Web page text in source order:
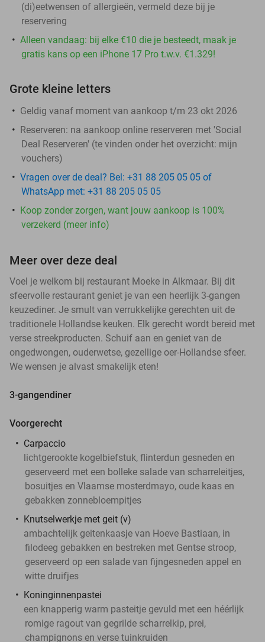
(di)eetwensen of allergieën, vermeld deze bij je
reservering
Alleen vandaag: bij elke €10 die je besteedt, maak je
gratis kans op een iPhone 17 Pro t.w.v. €1.329!
Grote kleine letters
Geldig vanaf moment van aankoop t/m 23 okt 2026
Reserveren: na aankoop online reserveren met 'Social
Deal Reserveren' (te vinden onder het overzicht: mijn
vouchers)
Vragen over de deal? Bel: +31 88 205 05 05 of
WhatsApp met: +31 88 205 05 05
Koop zonder zorgen, want jouw aankoop is 100%
verzekerd (meer info)
Meer over deze deal
Voel je welkom bij restaurant Moeke in Alkmaar. Bij dit
sfeervolle restaurant geniet je van een heerlijk 3-gangen
keuzediner. Je smult van verrukkelijke gerechten uit de
traditionele Hollandse keuken. Elk gerecht wordt bereid met
verse streekproducten. Schuif aan en geniet van de
ongedwongen, ouderwetse, gezellige oer-Hollandse sfeer.
We wensen je alvast smakelijk eten!
3-gangendiner
Voorgerecht
Carpaccio
lichtgerookte kogelbiefstuk, flinterdun gesneden en
geserveerd met een bolleke salade van scharreleitjes,
bosuitjes en Vlaamse mosterdmayo, oude kaas en
gebakken zonnebloempitjes
Knutselwerkje met geit (v)
ambachtelijk geitenkaasje van Hoeve Bastiaan, in
filodeeg gebakken en bestreken met Gentse stroop,
geserveerd op een salade van fijngesneden appel en
witte druifjes
Koninginnenpastei
een knapperig warm pasteitje gevuld met een héérlijk
romige ragout van gegrilde scharrelkip, prei,
champignons en verse tuinkruiden